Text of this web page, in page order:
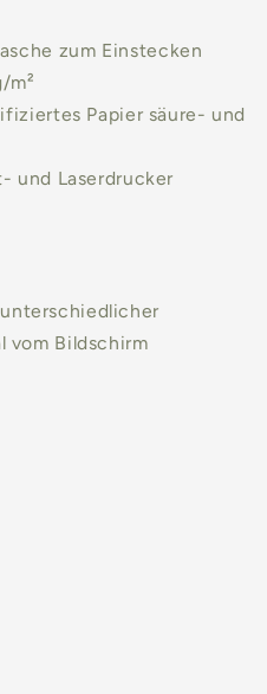
zum Einstecken
m²
Papier säure- und
und Laserdrucker
vom Bildschirm